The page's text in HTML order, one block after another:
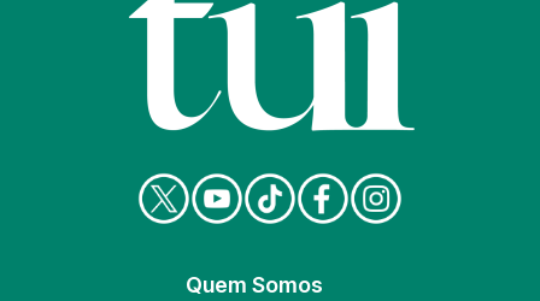
Quem Somos